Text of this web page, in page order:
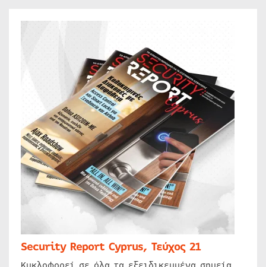
Security Report Cyprus, Τεύχος 21